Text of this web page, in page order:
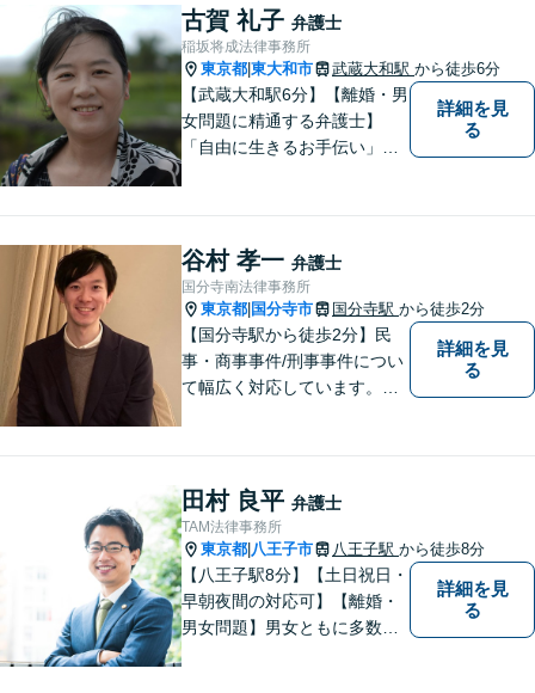
とつの問題に真剣に向き合
い、最善の解決を目指しま
す。
古賀 礼子 弁護士
稲坂将成法律事務所
東京都 東大和市 武蔵大和駅 から徒歩6分
【武蔵大和駅6分】【離婚・男
女問題に精通する弁護士】
「自由に生きるお手伝い」を
お気軽にご相談ください。
【育休後アドバイザー／フェ
ファシリテーター資格保有】
詳細を見
る
谷村 孝一 弁護士
国分寺南法律事務所
東京都 国分寺市 国分寺駅 から徒歩2分
【国分寺駅から徒歩2分】民
事・商事事件/刑事事件につい
て幅広く対応しています。ま
詳細を見
る
田村 良平 弁護士
TAM法律事務所
東京都 八王子市 八王子駅 から徒歩8分
【八王子駅8分】【土日祝日・
早朝夜間の対応可】【離婚・
男女問題】男女ともに多数実
詳細を見
る